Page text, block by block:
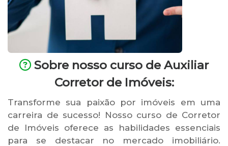
Sobre nosso curso de Auxiliar
Corretor de Imóveis:
Transforme sua paixão por imóveis em uma
carreira de sucesso! Nosso curso de Corretor
de Imóveis oferece as habilidades essenciais
para se destacar no mercado imobiliário.